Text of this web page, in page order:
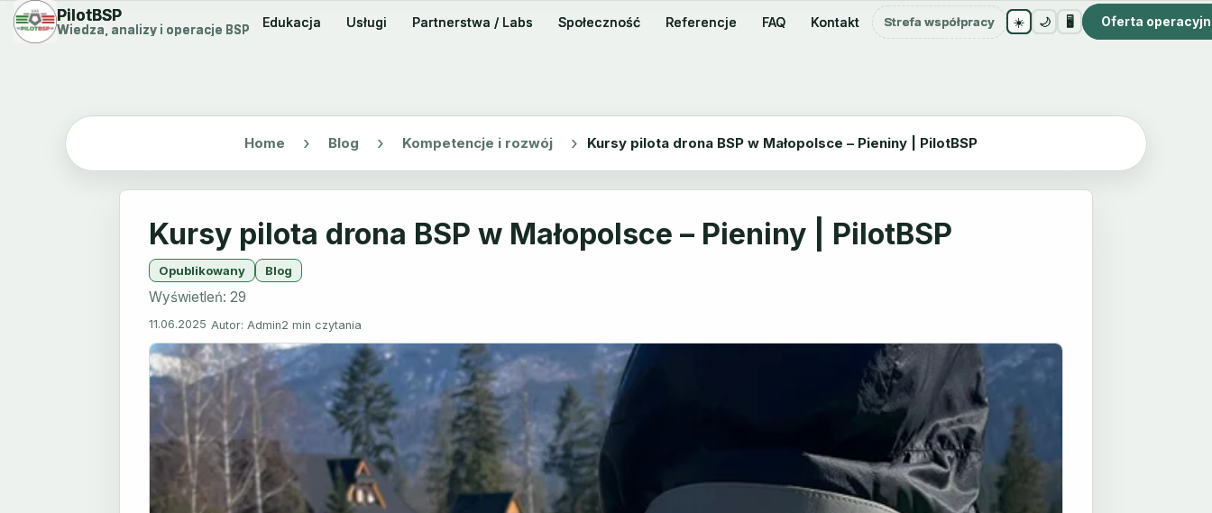
PilotBSP
Wiedza, analizy i operacje BSP
Edukacja Usługi Partnerstwa / Labs Społeczność Referencje FAQ Kontakt Strefa współpracy ☀️ 🌙 🖥️ Oferta
PilotBSP
Wiedza, analizy i operacje BSP
Edukacja Usługi Partnerstwa / Labs Społeczność Referencje FAQ Kontakt Strefa współpracy ☀️ 🌙 🖥️ Oferta
Home Blog Kompetencje i rozwój Kursy pilota drona BSP w Małopolsce – Pieniny | PilotBSP
Kursy pilota drona BSP w Małopolsce – Pieniny | PilotBSP
Opublikowany Blog
Wyświetleń: 29
11.06.2025 Autor: Admin2 min czytania